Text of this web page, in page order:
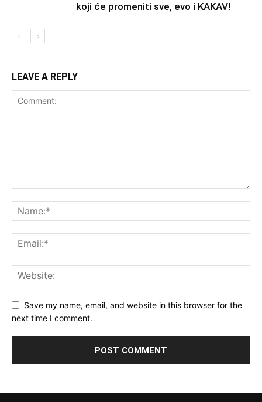
koji će promeniti sve, evo i KAKAV!
LEAVE A REPLY
Save my name, email, and website in this browser for the
next time I comment.